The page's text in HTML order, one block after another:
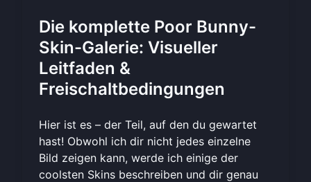
Die komplette Poor Bunny-
Skin-Galerie: Visueller
Leitfaden &
Freischaltbedingungen
Hier ist es – der Teil, auf den du gewartet
hast! Obwohl ich dir nicht jedes einzelne
Bild zeigen kann, werde ich einige der
coolsten Skins beschreiben und dir genau